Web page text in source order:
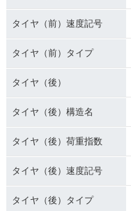
タイヤ（前）速度記号
タイヤ（前）タイプ
タイヤ（後）
タイヤ（後）構造名
タイヤ（後）荷重指数
タイヤ（後）速度記号
タイヤ（後）タイプ